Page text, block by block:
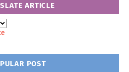
ARTICLE
POST